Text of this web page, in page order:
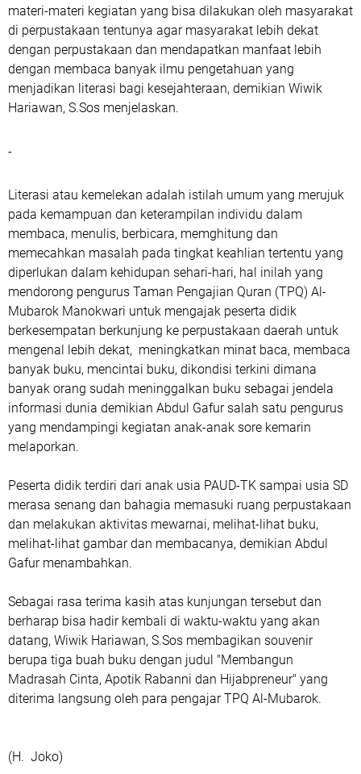
materi-materi kegiatan yang bisa dilakukan oleh masyarakat
di perpustakaan tentunya agar masyarakat lebih dekat
dengan perpustakaan dan mendapatkan manfaat lebih
dengan membaca banyak ilmu pengetahuan yang
menjadikan literasi bagi kesejahteraan, demikian Wiwik
Hariawan, S.Sos menjelaskan.
-
Literasi atau kemelekan adalah istilah umum yang merujuk
pada kemampuan dan keterampilan individu dalam
membaca, menulis, berbicara, memghitung dan
memecahkan masalah pada tingkat keahlian tertentu yang
diperlukan dalam kehidupan sehari-hari, hal inilah yang
mendorong pengurus Taman Pengajian Quran (TPQ) Al-
Mubarok Manokwari untuk mengajak peserta didik
berkesempatan berkunjung ke perpustakaan daerah untuk
mengenal lebih dekat, meningkatkan minat baca, membaca
banyak buku, mencintai buku, dikondisi terkini dimana
banyak orang sudah meninggalkan buku sebagai jendela
informasi dunia demikian Abdul Gafur salah satu pengurus
yang mendampingi kegiatan anak-anak sore kemarin
melaporkan.
Peserta didik terdiri dari anak usia PAUD-TK sampai usia SD
merasa senang dan bahagia memasuki ruang perpustakaan
dan melakukan aktivitas mewarnai, melihat-lihat buku,
melihat-lihat gambar dan membacanya, demikian Abdul
Gafur menambahkan.
Sebagai rasa terima kasih atas kunjungan tersebut dan
berharap bisa hadir kembali di waktu-waktu yang akan
datang, Wiwik Hariawan, S.Sos membagikan souvenir
berupa tiga buah buku dengan judul "Membangun
Madrasah Cinta, Apotik Rabanni dan Hijabpreneur" yang
diterima langsung oleh para pengajar TPQ Al-Mubarok.
(H. Joko)